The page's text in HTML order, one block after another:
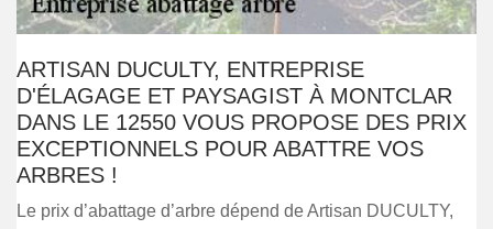
ARTISAN DUCULTY, ENTREPRISE
D'ÉLAGAGE ET PAYSAGIST À MONTCLAR
DANS LE 12550 VOUS PROPOSE DES PRIX
EXCEPTIONNELS POUR ABATTRE VOS
ARBRES !
Le prix d’abattage d’arbre dépend de Artisan DUCULTY,